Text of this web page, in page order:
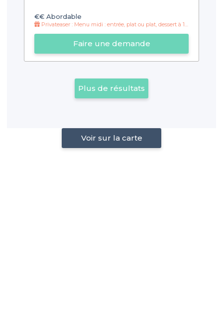
€€ Abordable
Privateaser : Menu midi : entrée, plat ou plat, dessert à 15€ !
Faire une demande
Plus de résultats
Voir sur la carte